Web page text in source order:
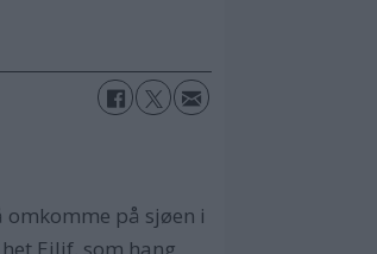
på sjøen i